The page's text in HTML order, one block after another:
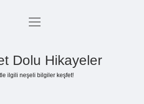
Anasayfa
menüyü
Dolu Hikayeler
ilgili neşeli bilgiler keşfet!